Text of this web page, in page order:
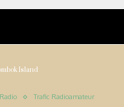
Island
Trafic Radioamateur